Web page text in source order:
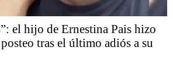
el hijo de Ernestina Pais hizo
tras el último adiós a su